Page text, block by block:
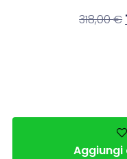
318,00€
Aggiungi